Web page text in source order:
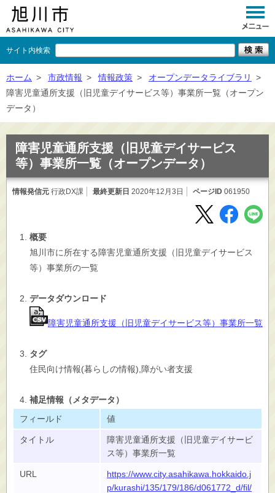
サイト内検索
くらし
事業者向け
施設一覧
ホーム > 市政情報 > 情報政策 > オープンデータライブラリ
>
障害児童通所支援（旧児童デイサービス等）事業所一覧（オープン
データ）
障害児童通所支援（旧児童デイサービス
等）事業所一覧（オープンデータ）
情報発信元 行政DX課 最終更新日 2020年12月3日 ページID 061950
概要
旭川市に所在する障害児童通所支援（旧児童デイサービス
等）事業所の一覧
データダウンロード
障害児童通所支援（旧児童デイサービス等）事業所一覧
タグ
住民向け情報(暮らしの情報),障がい者支援
補足情報（メタデータ）
フィールド
値
タイトル
障害児童通所支援（旧児童デイサービ
ス等）事業所一覧
URL
https://www.city.asahikawa.hokkaido.j
p/kurashi/135/179/186/d061772_d/fil/